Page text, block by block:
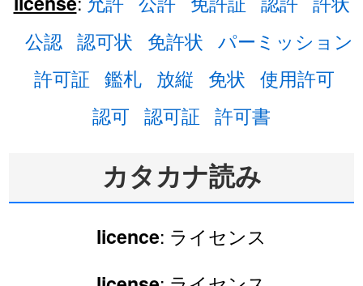
公認 認可状 免許状 パーミッション
許可証 鑑札 放縦 免状 使用許可
認可 認可証 許可書
カタカナ読み
licence: ライセンス